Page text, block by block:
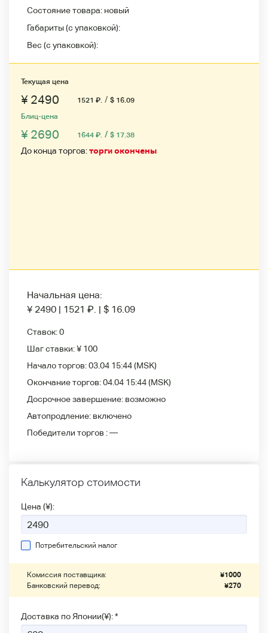
Состояние товара: новый
Габариты (с упаковкой):
Вес (с упаковкой):
Текущая цена
¥ 2490 1521 ₽. / $ 16.09
Блиц-цена
¥ 2690 1644 ₽. / $ 17.38
До конца торгов:торги окончены
Начальная цена:
¥ 2490 | 1521 ₽. | $ 16.09
Ставок:0
Шаг ставки:¥ 100
Начало торгов:03.04 15:44(MSK)
Окончание торгов:04.04 15:44(MSK)
Досрочное завершение: возможно
Автопродление: включено
Победители
торгов :—
Калькулятор стоимости
Цена (¥):
Потребительский налог
Комиссия поставщика: ¥1000
Банковский перевод:
¥270
Доставка по Японии(¥): *